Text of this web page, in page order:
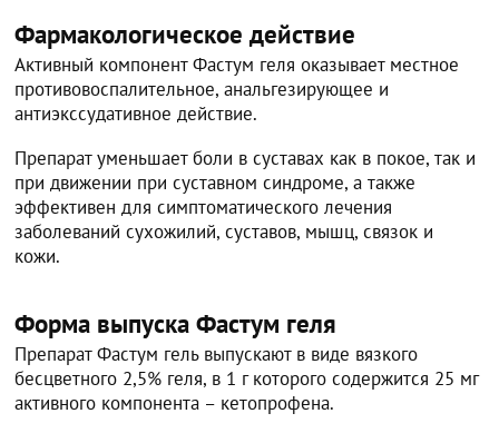
Фармакологическое действие
Активный компонент Фастум геля оказывает местное
противовоспалительное, анальгезирующее и
антиэкссудативное действие.
Препарат уменьшает боли в суставах как в покое, так и
при движении при суставном синдроме, а также
эффективен для симптоматического лечения
заболеваний сухожилий, суставов, мышц, связок и
кожи.
Форма выпуска Фастум геля
Препарат Фастум гель выпускают в виде вязкого
бесцветного 2,5% геля, в 1 г которого содержится 25 мг
активного компонента – кетопрофена.